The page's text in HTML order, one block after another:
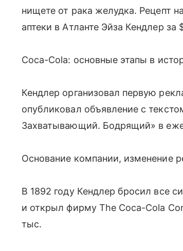
нищете от рака желудка. Рецепт
аптеки в Атланте Эйза Кендлер за
Coca-Cola: основные этапы в
Кендлер организовал первую
опубликовал объявление с
Захватывающий. Бодрящий» в
Основание компании, изменение
В 1892 году Кендлер бросил все
и открыл фирму The Coca-Cola
тыс.